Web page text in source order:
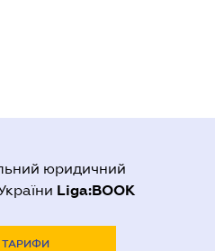
юридичний
Liga:BOOK
ТАРИФИ